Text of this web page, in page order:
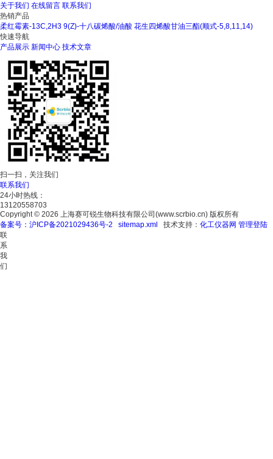
关于我们 在线留言 联系我们
热销产品
柔红霉素-13C,2H3 9(Z)-十八碳烯酸/油酸 花生四烯酸甘油三酯(顺式-5,8,11,14)
快速导航
产品展示 新闻中心 技术文章
扫一扫，关注我们
联系我们
24小时热线：
13120558703
Copyright © 2026 上海赛可锐生物科技有限公司(www.scrbio.cn) 版权所有
备案号：沪ICP备2021029436号-2
sitemap.xml 技术支持： 化工仪器网 管理登陆
联
系
我
们